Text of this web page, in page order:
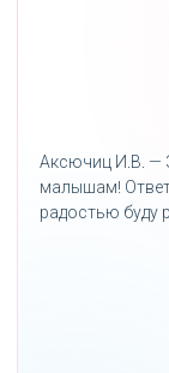
Аксючиц И.В. —
малышам!
радостью буду